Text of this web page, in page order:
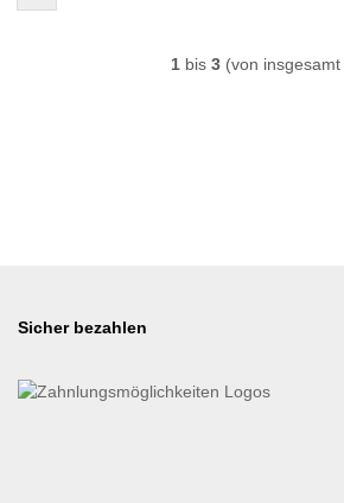
1 bis 3 (von insgesamt
Sicher bezahlen